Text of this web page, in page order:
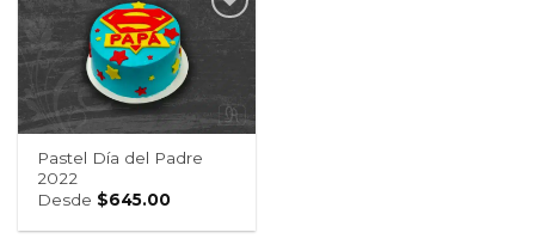
Pastel Día del Padre
2022
Desde $645.00